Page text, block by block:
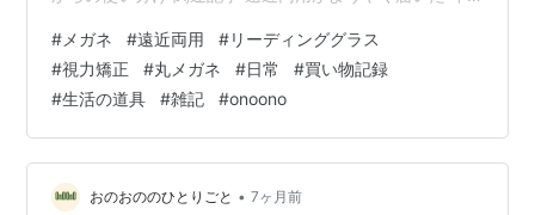
作成できたリーディンググラスについては、すでに紹介
している。しつこいようだが、リーディンググラスであ
る。 もう１本は遠近両用（境目のないやつ）。 こちらは
レンズ加工が必要で、少しだけ時間がかかった。 ようや
く手に入った新しいアイテム。 左目の視力矯正を強め、
長く気になっていたガチャ目を解消…
# メガネ #遠近両用 #リーディンググラス
#視力矯正 #丸メガネ #日常 #買い物記録
#生活の道具 #雑記 #onoono
おのおののひとりごと • 7ヶ月前